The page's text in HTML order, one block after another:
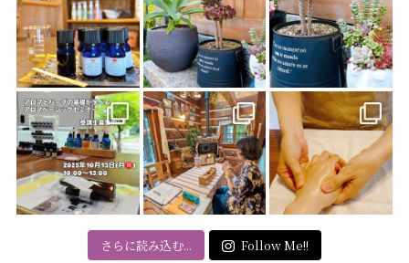
さらに読み込む... Follow Me!!